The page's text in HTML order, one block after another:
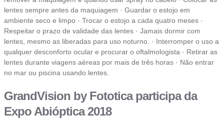
lentes sempre antes da maquiagem · Guardar o estojo em
ambiente seco e limpo · Trocar o estojo a cada quatro meses ·
Respeitar o prazo de validade das lentes · Jamais dormir com
lentes, mesmo as liberadas para uso noturno. · Interromper o uso a
qualquer desconforto ocular e procurar o oftalmologista · Retirar as
lentes durante viagens aéreas por mais de três horas · Não entrar
no mar ou piscina usando lentes.
GrandVision by Fototica participa da
Expo Abióptica 2018